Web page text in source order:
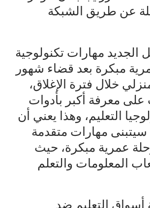
عن طريق الشبكة
الجديد مهارات تكنولوجية
مبكرة بعد قضاء شهور
خلال فترة الإغلاق،
على معرفة أكبر بأدوات
التعليم، وهذا يعني أن
سيتبنى مهارات متقدمة
عمرية مبكرة، حيث
المعلومات والتعلم
أسواق التعليم ضد